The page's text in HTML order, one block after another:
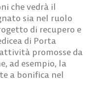
che vedrà il
sia nel ruolo
di recupero e
di Porta
promosse da
ad esempio, la
a bonifica nel